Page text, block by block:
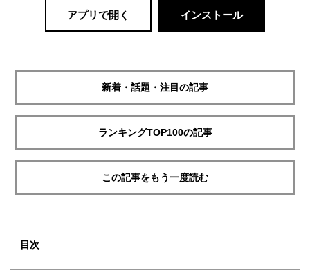
アプリで開く インストール
新着・話題・注目の記事
ランキングTOP100の記事
この記事をもう一度読む
目次